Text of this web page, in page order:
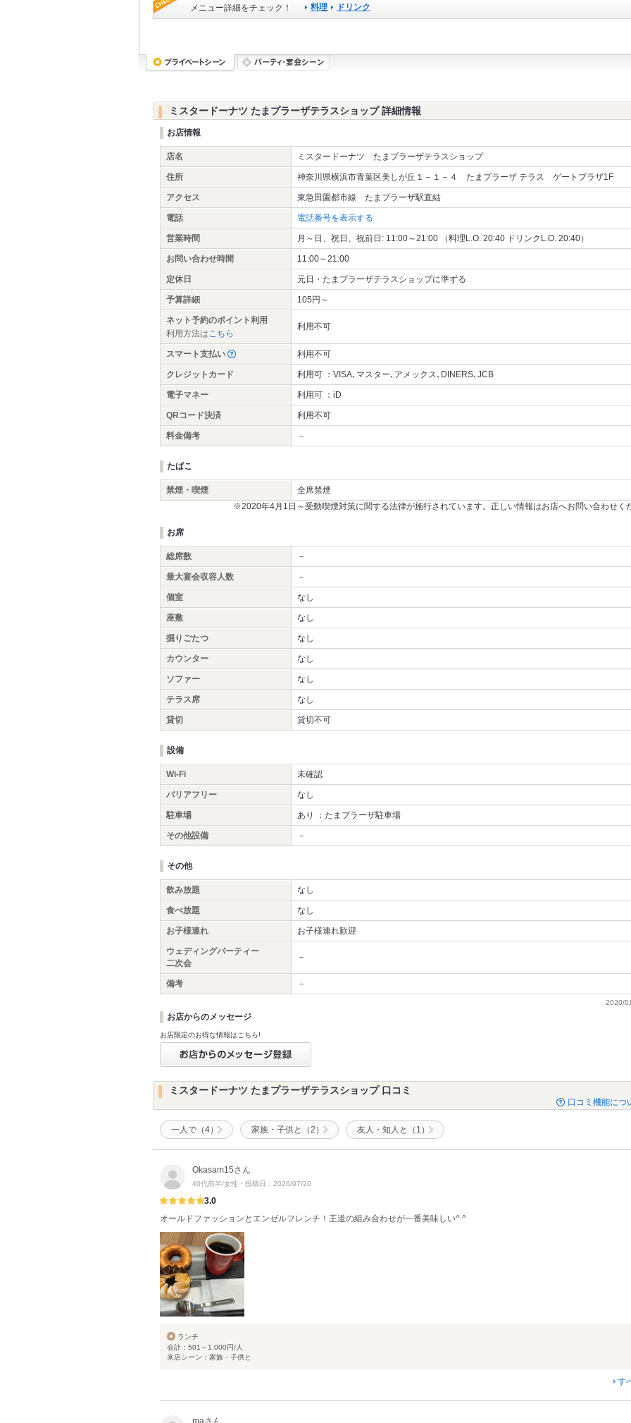
メニュー詳細をチェック！ 料理 ドリンク
ミスタードーナツ たまプラーザテラスショップ 詳細情報
お店情報
店名 ミスタードーナツ たまプラーザテラスショップ
住所 神奈川県横浜市青葉区美しが丘１－１－４ たまプラーザ テラス ゲートプラザ1F
アクセス 東急田園都市線 たまプラーザ駅直結
電話 電話番号を表示する
営業時間 月～日、祝日、祝前日: 11:00～21:00 （料理L.O. 20:40 ドリンクL.O. 20:40）
お問い合わせ時間 11:00～21:00
定休日 元日・たまプラーザテラスショップに準ずる
予算詳細 105円～
ネット予約のポイント利用
利用方法は こちら
利用不可
スマート支払い 利用不可
クレジットカード 利用可 ：VISA､マスター､アメックス､DINERS､JCB
電子マネー 利用可 ：iD
QRコード決済 利用不可
料金備考 －
たばこ
禁煙・喫煙
全席禁煙
※2020年4月1日～受動喫煙対策に関する法律が施行されています。正しい情報はお店へお問い合わせく
お席
総席数 －
最大宴会収容人数 －
個室 なし
座敷 なし
掘りごたつ なし
カウンター なし
ソファー なし
テラス席 なし
貸切 貸切不可
設備
Wi-Fi 未確認
バリアフリー なし
駐車場 あり ：たまプラーザ駐車場
その他設備 －
その他
飲み放題 なし
食べ放題 なし
お子様連れ お子様連れ歓迎
ウェディングパーティー
二次会
－
備考 －
2020/
お店からのメッセージ
お店限定のお得な情報はこちら!
ミスタードーナツ たまプラーザテラスショップ 口コミ
口コミ機能につ
一人で（4） 家族・子供と（2） 友人・知人と（1）
Okasam15さん
40代前半/女性・投稿日：2026/07/20
3.0
オールドファッションとエンゼルフレンチ！王道の組み合わせが一番美味しい^ ^
ランチ
会計：501～1,000円/人
来店シーン：家族・子供と
す